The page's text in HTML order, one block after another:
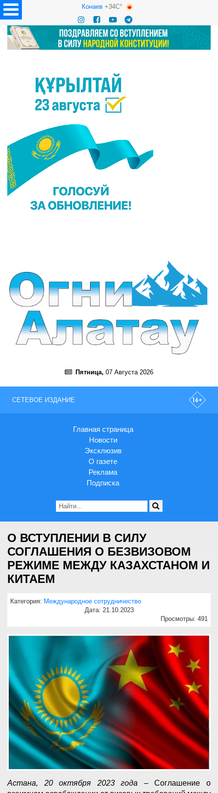
Конаев+34C°
Пятница, 07 Августа 2026
СЕТЕВОЕ ИЗДАНИЕ
Главная страница
Новости
Эксклюзив
О газете
Реклама
Подписка
О ВСТУПЛЕНИИ В СИЛУ
СОГЛАШЕНИЯ О БЕЗВИЗОВОМ
РЕЖИМЕ МЕЖДУ КАЗАХСТАНОМ И
КИТАЕМ
Категория: Международное сотрудничество
Дата: 21.10.2023
Просмотры: 491
Астана, 20 октября 2023 года – Соглашение о